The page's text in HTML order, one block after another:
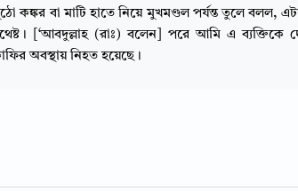
কঙ্কর বা মাটি হাতে নিয়ে মুখমণ্ডল পর্যন্ত তুলে বলল,
[‘আবদুল্লাহ (রাঃ) বলেন] পরে আমি এ ব্যক্তিকে
অবস্থায় নিহত হয়েছে।